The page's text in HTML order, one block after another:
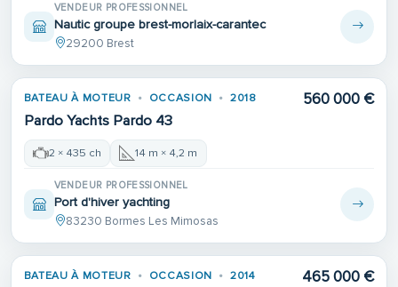
VENDEUR PROFESSIONNEL
Nautic groupe brest-morlaix-carantec
29200 Brest
BATEAU À MOTEUR OCCASION 2018
Pardo Yachts Pardo 43
560 000 €
2 × 435 ch 14 m × 4,2 m
VENDEUR PROFESSIONNEL
Port d'hiver yachting
83230 Bormes Les Mimosas
BATEAU À MOTEUR OCCASION 2014 465 000 €